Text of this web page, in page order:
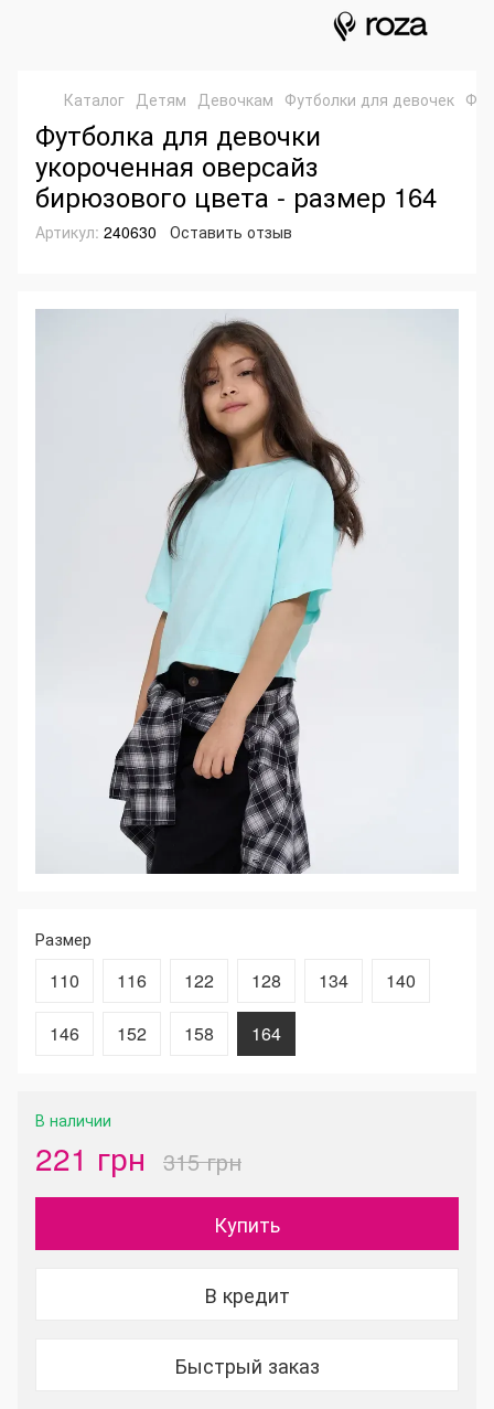
Каталог Детям Девочкам Футболки для девочек
Футболка для девочки
укороченная оверсайз
бирюзового цвета - размер 164
Артикул: 240630 Оставить отзыв
Размер
110 116 122 128 134 140
146 152 158 164
В наличии
221 грн 315 грн
Купить
В кредит
Быстрый заказ